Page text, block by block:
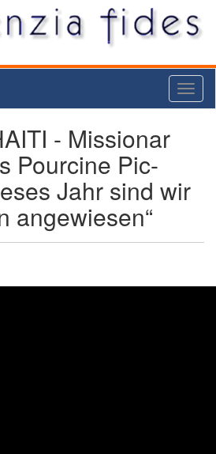
- Missionar
Pourcine Pic-
Jahr sind wir
angewiesen“